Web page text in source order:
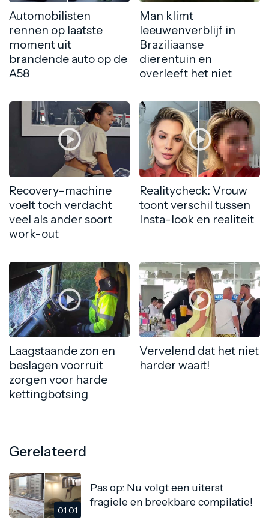
Automobilisten
rennen op laatste
moment uit
brandende auto op de
A58
Man klimt
leeuwenverblijf in
Braziliaanse
dierentuin en
overleeft het niet
Recovery-machine
voelt toch verdacht
veel als ander soort
work-out
Realitycheck: Vrouw
toont verschil tussen
Insta-look en realiteit
Laagstaande zon en
beslagen voorruit
zorgen voor harde
kettingbotsing
Vervelend dat het niet
harder waait!
Gerelateerd
01:01
Pas op: Nu volgt een uiterst
fragiele en breekbare compilatie!